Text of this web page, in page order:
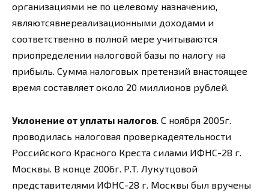
организациями не по целевому назначению,
являютсявнереализационными доходами и
соответственно в полной мере учитываются
приопределении налоговой базы по налогу на
прибыль. Сумма налоговых претензий внастоящее
время составляет около 20 миллионов рублей.
Уклонение от уплаты налогов . С ноября 2005г.
проводилась налоговая проверкадеятельности
Российского Красного Креста силами ИФНС-28 г.
Москвы. В конце 2006г. Р.Т. Лукутцовой
представителями ИФНС-28 г. Москвы был вручены